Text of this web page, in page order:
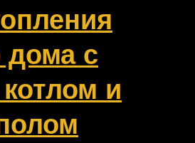
дома с
и